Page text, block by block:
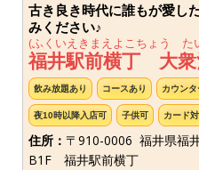
古き良き時代に誰もが愛し
みください♪
(ふくいえきまえよこちょう た
福井駅前横丁 大衆
飲み放題あり コースあり カウンタ
夜10時以降入店可 子供可 カード対
住所： 〒910-0006 福井県福
B1F 福井駅前横丁